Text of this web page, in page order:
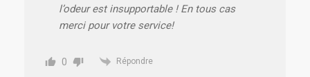
l’odeur est insupportable ! En tous cas
merci pour votre service!
0 Répondre